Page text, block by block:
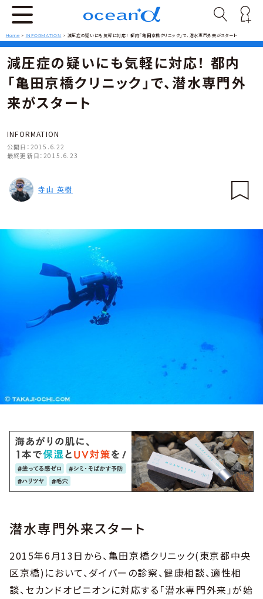
Home > INFORMATION > 減圧症の疑いにも気軽に対応！ 都内「亀田京橋クリニック」で、潜水専門外来がスタート
減圧症の疑いにも気軽に対応！ 都内
「亀田京橋クリニック」で、潜水専門外
来がスタート
INFORMATION
公開日： 2015.6.22
最終更新日： 2015.6.23
寺山 英樹
潜水専門外来スタート
2015年6月13日から、亀田京橋クリニック(東京都中央
区京橋)において、ダイバーの診察、健康相談、適性相
談、セカンドオピニオンに対応する「潜水専門外来」が始